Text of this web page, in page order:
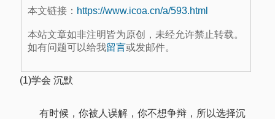
本文链接： https://www.icoa.cn/a/593.html
本站文章如非注明皆为原创，未经允许禁止转载。
如有问题可以给我留言或发邮件。
(1)学会 沉默
有时候，你被人误解，你不想争辩，所以选择沉